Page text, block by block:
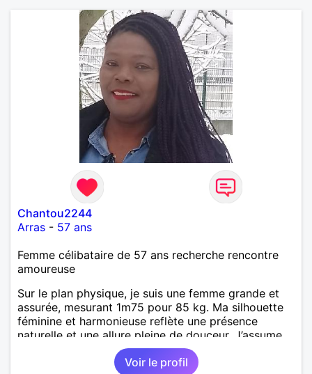
Chantou2244
Arras - 57 ans
Femme célibataire de 57 ans recherche rencontre
amoureuse
Sur le plan physique, je suis une femme grande et
assurée, mesurant 1m75 pour 85 kg. Ma silhouette
féminine et harmonieuse reflète une présence
naturelle et une allure pleine de douceur. J’assume
mes formes avec confiance, et je prends soin de
moi avec simplicité et élégance. Mon apparence,
Voir le profil